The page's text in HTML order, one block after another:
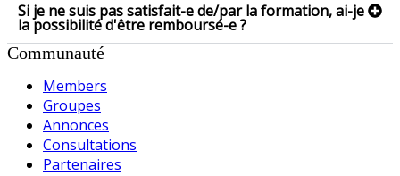
Si je ne suis pas satisfait-e de/par la formation, ai-je
la possibilité d'être remboursé-e ?
Communauté
Members
Groupes
Annonces
Consultations
Partenaires